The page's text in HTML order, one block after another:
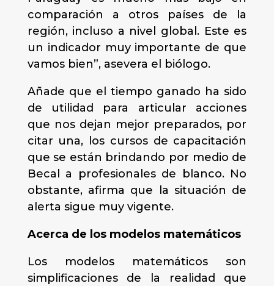
comparación a otros países de la
región, incluso a nivel global. Este es
un indicador muy importante de que
vamos bien”, asevera el biólogo.
Añade que el tiempo ganado ha sido
de utilidad para articular acciones
que nos dejan mejor preparados, por
citar una, los cursos de capacitación
que se están brindando por medio de
Becal a profesionales de blanco. No
obstante, afirma que la situación de
alerta sigue muy vigente.
Acerca de los modelos matemáticos
Los modelos matemáticos son
simplificaciones de la realidad que